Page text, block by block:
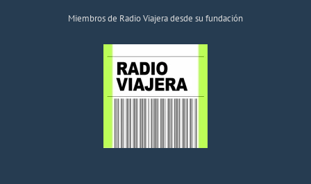
Miembros de Radio Viajera desde su fundación